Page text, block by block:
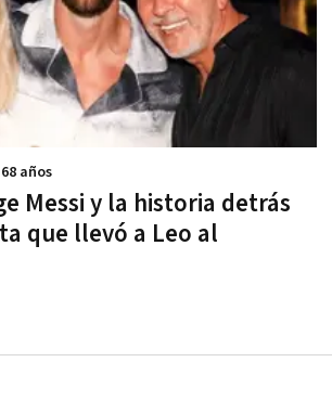
Messi y la historia detrás
que llevó a Leo al
años